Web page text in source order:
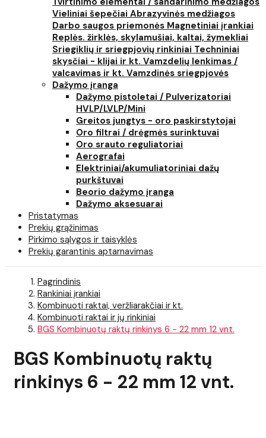
Vieliniai šepečiai Abrazyvinės medžiagos
Darbo saugos priemonės Magnetiniai įrankiai
Replės. žirklės, skylamušiai, kaltai, žymekliai
Sriegiklių ir sriegpjovių rinkiniai Techniniai
skysčiai - klijai ir kt. Vamzdelių lenkimas /
valcavimas ir kt. Vamzdinės sriegpjovės
Dažymo įranga
Dažymo pistoletai / Pulverizatoriai
HVLP/LVLP/Mini
Greitos jungtys - oro paskirstytojai
Oro filtrai / drėgmės surinktuvai
Oro srauto reguliatoriai
Aerografai
Elektriniai/akumuliatoriniai dažų
purkštuvai
Beorio dažymo įranga
Dažymo aksesuarai
Pristatymas
Prekių grąžinimas
Pirkimo sąlygos ir taisyklės
Prekių garantinis aptarnavimas
Pagrindinis
Rankiniai įrankiai
Kombinuoti raktai, veržliarakčiai ir kt.
Kombinuoti raktai ir jų rinkiniai
BGS Kombinuotų raktų rinkinys 6 - 22 mm 12 vnt.
BGS Kombinuotų raktų
rinkinys 6 - 22 mm 12 vnt.